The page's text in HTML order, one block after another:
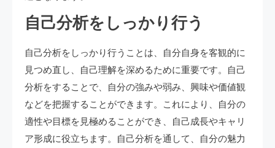
自己分析をしっかり行う
自己分析をしっかり行うことは、自分自身を客観的に
見つめ直し、自己理解を深めるために重要です。自己
分析をすることで、自分の強みや弱み、興味や価値観
などを把握することができます。これにより、自分の
適性や目標を見極めることができ、自己成長やキャリ
ア形成に役立ちます。自己分析を通して、自分の魅力